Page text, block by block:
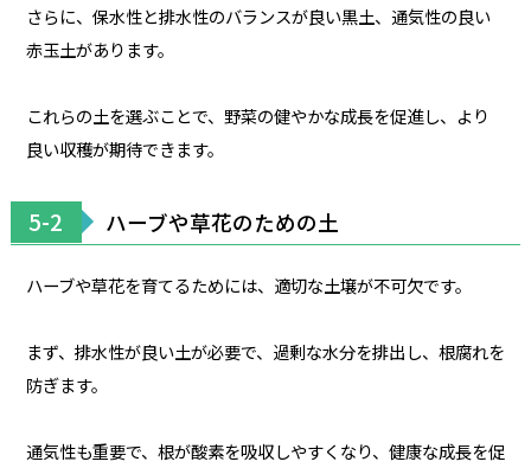
さらに、保水性と排水性のバランスが良い黒土、通気性の良い
赤玉土があります。
これらの土を選ぶことで、野菜の健やかな成長を促進し、より
良い収穫が期待できます。
5-2 ハーブや草花のための土
ハーブや草花を育てるためには、適切な土壌が不可欠です。
まず、排水性が良い土が必要で、過剰な水分を排出し、根腐れを
防ぎます。
通気性も重要で、根が酸素を吸収しやすくなり、健康な成長を促